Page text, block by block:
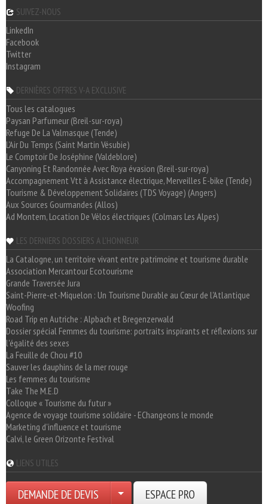
SUIVEZ-NOUS
LinkedIn
Facebook
Twitter
Instagram
DERNIÈRES OFFRES V-A EXCLUSIVE
Tous les catalogues
Paysan Parfumeur (Breil-sur-roya)
Refuge De La Valmasque (Tende)
L'Air Du Temps (Saint Martin Vésubie)
Le Comptoir De Joséphine (Valdeblore)
Canyoning Et Randonnée Avec Roya évasion (Breil-sur-roya)
Accompagnement Vtt à Assistance électrique, Merveilles E-bike (Tende)
Tourisme & Développement Solidaires (TDS Voyage) (Angers)
Aux Sources Gourmandes (Allos)
Ad Montem, Location De Vélos électriques (Colmars Les Alpes)
LES DERNIERS DOSSIERS A L'HONNEUR
La Catalogne, un territoire vivant entre patrimoine et tourisme durable
Association Mercantour Ecotourisme
Grande Traversée Jura
Saint-Pierre-et-Miquelon : Un Tourisme Durable au Cœur de l'Atlantique
Woofing
Road Trip en Autriche : Alpbach et Bregenzerwald
Dossier spécial Femmes du tourisme: portraits inspirants et réflexions sur
l'égalité des sexes
La Feuille de Chou #10
Sauver les dauphins de la mer rouge
Les femmes du tourisme
Take The M.E.D
Colloque « Tourisme du futur »
Agence de voyage tourisme solidaire - EChangeons le monde
Marketing d'influence et tourisme
Calvi, le Green Orizonte Festival
LIENS UTILES
DEMANDE DE DEVIS ESPACE PRO